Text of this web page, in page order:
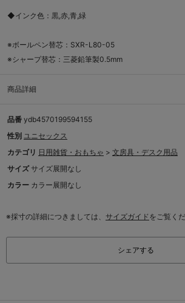
◆インク色：黒,赤,青,緑
※ボールペン替芯：SXR-L80-05
※シャープ替芯：三菱鉛筆製0.5mm
商品詳細
品番 ydb4570199594155
性別 ユニセックス
カテゴリ 日用雑貨・おもちゃ > 文房具・デスク用品
サイズ サイズ展開なし
カラー カラー展開なし
※採寸の詳細につきましては、 サイズガイドをご覧くだ
シェアする